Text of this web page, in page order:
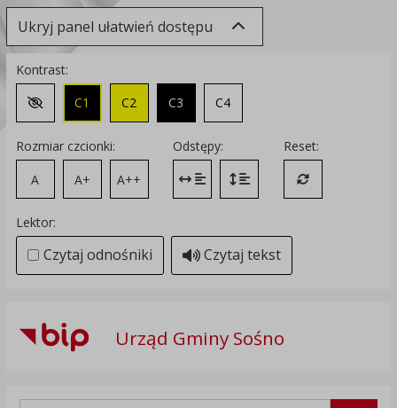
Ukryj panel ułatwień dostępu
Kontrast:
Zmień kontrast na domyślny
C1 C2 C3 C4
Rozmiar czcionki:
A
A+ A++
Odstępy:
Zmień odstęp między literami
Zmień interlinię i margines
Reset:
Przywróć
Lektor:
Czytaj odnośniki Czytaj tekst
Urząd Gminy Sośno